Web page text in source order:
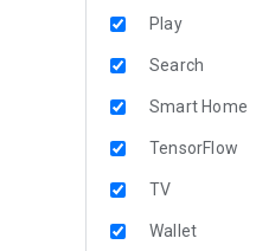
Play
Search
Smart Home
TensorFlow
TV
Wallet